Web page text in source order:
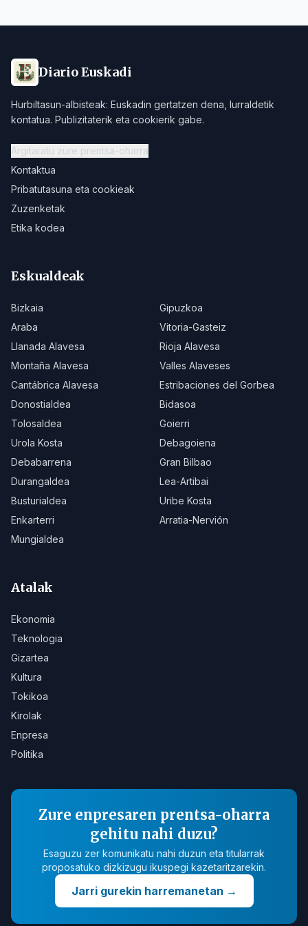
Diario Euskadi
Hurbiltasun-albisteak: Euskadin gertatzen dena, lurraldetik
kontatua. Publizitaterik eta cookierik gabe.
Argitaratu zure prentsa-oharra
Kontaktua
Pribatutasuna eta cookieak
Zuzenketak
Etika kodea
Eskualdeak
Bizkaia
Gipuzkoa
Araba
Vitoria-Gasteiz
Llanada Alavesa
Rioja Alavesa
Montaña Alavesa
Valles Alaveses
Cantábrica Alavesa
Estribaciones del Gorbea
Donostialdea
Bidasoa
Tolosaldea
Goierri
Urola Kosta
Debagoiena
Debabarrena
Gran Bilbao
Durangaldea
Lea-Artibai
Busturialdea
Uribe Kosta
Enkarterri
Arratia-Nervión
Mungialdea
Atalak
Ekonomia
Teknologia
Gizartea
Kultura
Tokikoa
Kirolak
Enpresa
Politika
Zure enpresaren prentsa-oharra
gehitu nahi duzu?
Esaguzu zer komunikatu nahi duzun eta titularrak
proposatuko dizkizugu ikuspegi kazetaritzarekin.
Jarri gurekin harremanetan →